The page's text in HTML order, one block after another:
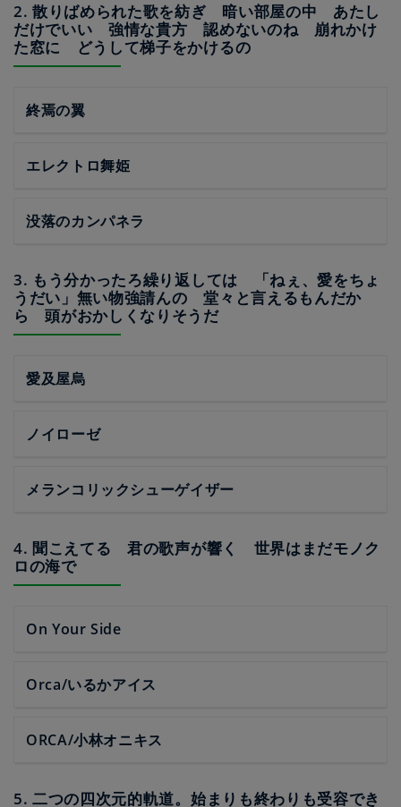
2. 散りばめられた歌を紡ぎ 暗い部屋の中 あたし
だけでいい 強情な貴方 認めないのね 崩れかけ
た窓に どうして梯子をかけるの
終焉の翼
エレクトロ舞姫
没落のカンパネラ
3. もう分かったろ繰り返しては 「ねぇ、愛をちょ
うだい」無い物強請んの 堂々と言えるもんだか
ら 頭がおかしくなりそうだ
愛及屋烏
ノイローゼ
メランコリックシューゲイザー
4. 聞こえてる 君の歌声が響く 世界はまだモノク
ロの海で
On Your Side
Orca/いるかアイス
ORCA/小林オニキス
5. 二つの四次元的軌道。始まりも終わりも受容でき